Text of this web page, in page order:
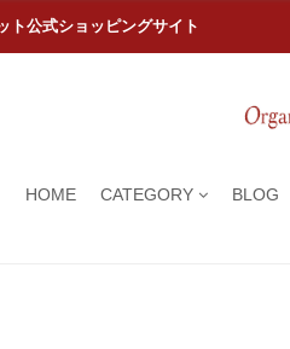
ト公式ショッピングサイト
HOME CATEGORY BLOG